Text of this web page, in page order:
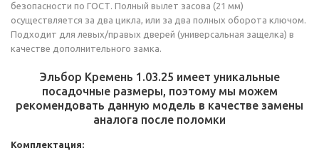
безопасности по ГОСТ. Полный вылет засова (21 мм)
осуществляется за два цикла, или за два полных оборота ключом.
Подходит для левых/правых дверей (универсальная защелка) в
качестве дополнительного замка.
Эльбор Кремень 1.03.25 имеет уникальные
посадочные размеры, поэтому мы можем
рекомендовать данную модель в качестве замены
аналога после поломки
Комплектация: